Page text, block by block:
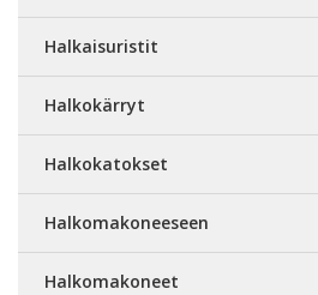
Halkaisuristit
Halkokärryt
Halkokatokset
Halkomakoneeseen
Halkomakoneet